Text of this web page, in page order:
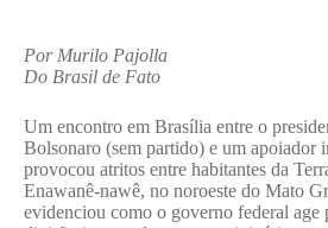
Por Murilo Pajolla
Do Brasil de Fato
Um encontro em Brasília entre o
Bolsonaro (sem partido) e um apoiador
provocou atritos entre habitantes da
Enawanê-nawê, no noroeste do Mato
evidenciou como o governo federal age